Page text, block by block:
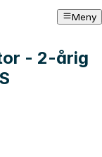
Meny
- 2-årig